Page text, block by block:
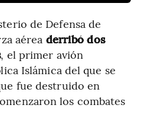
de Defensa de
aérea derribó dos
, el primer avión
Islámica del que se
fue destruido en
los combates